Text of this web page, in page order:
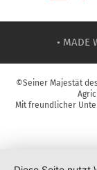
• MADE
©Seiner Majestät
Mit freundlicher